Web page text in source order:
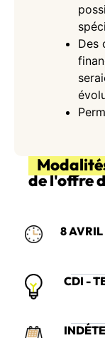
Des
de l'offre
8
CDI -